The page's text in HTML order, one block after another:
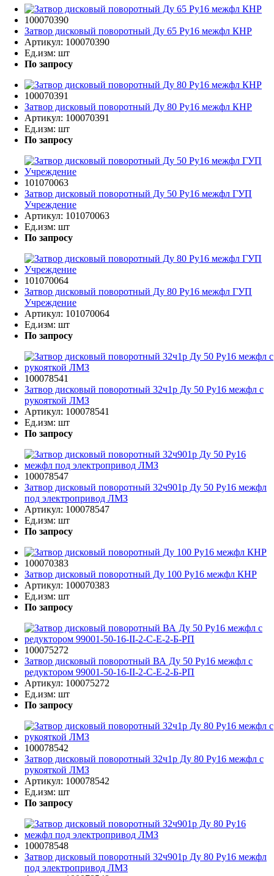
100070390
Затвор дисковый поворотный Ду 65 Ру16 межфл КНР
Артикул: 100070390
Ед.изм: шт
По запросу
100070391
Затвор дисковый поворотный Ду 80 Ру16 межфл КНР
Артикул: 100070391
Ед.изм: шт
По запросу
101070063
Затвор дисковый поворотный Ду 50 Ру16 межфл ГУП
Учреждение
Артикул: 101070063
Ед.изм: шт
По запросу
101070064
Затвор дисковый поворотный Ду 80 Ру16 межфл ГУП
Учреждение
Артикул: 101070064
Ед.изм: шт
По запросу
100078541
Затвор дисковый поворотный 32ч1р Ду 50 Ру16 межфл с
рукояткой ЛМЗ
Артикул: 100078541
Ед.изм: шт
По запросу
100078547
Затвор дисковый поворотный 32ч901р Ду 50 Ру16 межфл
под электропривод ЛМЗ
Артикул: 100078547
Ед.изм: шт
По запросу
100070383
Затвор дисковый поворотный Ду 100 Ру16 межфл КНР
Артикул: 100070383
Ед.изм: шт
По запросу
100075272
Затвор дисковый поворотный ВА Ду 50 Ру16 межфл с
редуктором 99001-50-16-II-2-С-Е-2-Б-РП
Артикул: 100075272
Ед.изм: шт
По запросу
100078542
Затвор дисковый поворотный 32ч1р Ду 80 Ру16 межфл с
рукояткой ЛМЗ
Артикул: 100078542
Ед.изм: шт
По запросу
100078548
Затвор дисковый поворотный 32ч901р Ду 80 Ру16 межфл
под электропривод ЛМЗ